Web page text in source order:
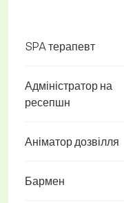
SPA терапевт
Адміністратор на
ресепшн
Аніматор дозвілля
Бармен